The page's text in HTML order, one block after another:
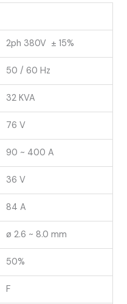
2ph 380V ± 15%
50 / 60 Hz
32 KVA
76 V
90 ~ 400 A
36 V
84 A
ø 2.6 ~ 8.0 mm
50%
F